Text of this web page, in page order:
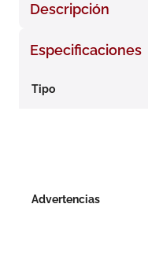
Descripción
Especificaciones
Tipo
Advertencias
7. isdin
10.pañales